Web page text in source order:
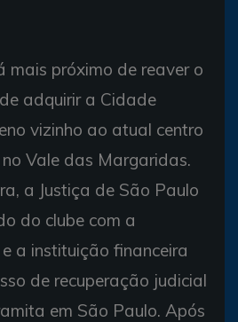
mais próximo de reaver o
adquirir a Cidade
vizinho ao atual centro
Vale das Margaridas.
a Justiça de São Paulo
do clube com a
a instituição financeira
de recuperação judicial
em São Paulo. Após